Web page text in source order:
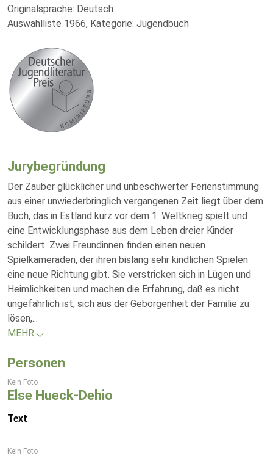
Originalsprache: Deutsch
Auswahlliste 1966, Kategorie: Jugendbuch
Jurybegründung
Der Zauber glücklicher und unbeschwerter Ferienstimmung
aus einer unwiederbringlich vergangenen Zeit liegt über dem
Buch, das in Estland kurz vor dem 1. Weltkrieg spielt und
eine Entwicklungsphase aus dem Leben dreier Kinder
schildert. Zwei Freundinnen finden einen neuen
Spielkameraden, der ihren bislang sehr kindlichen Spielen
eine neue Richtung gibt. Sie verstricken sich in Lügen und
Heimlichkeiten und machen die Erfahrung, daß es nicht
ungefährlich ist, sich aus der Geborgenheit der Familie zu
lösen,...
MEHR
Personen
Kein Foto
Else Hueck-Dehio
Text
Kein Foto